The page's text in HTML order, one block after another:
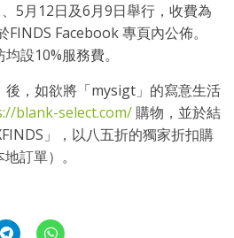
5月12日及6月9日舉行，收費為
Facebook 專頁內公佈。
設10%服務費。
後，如欲將「mysigt」的寫意生活
blank-select.com/購物，並於結
」，以八五折的獨家折扣購
訂單）。